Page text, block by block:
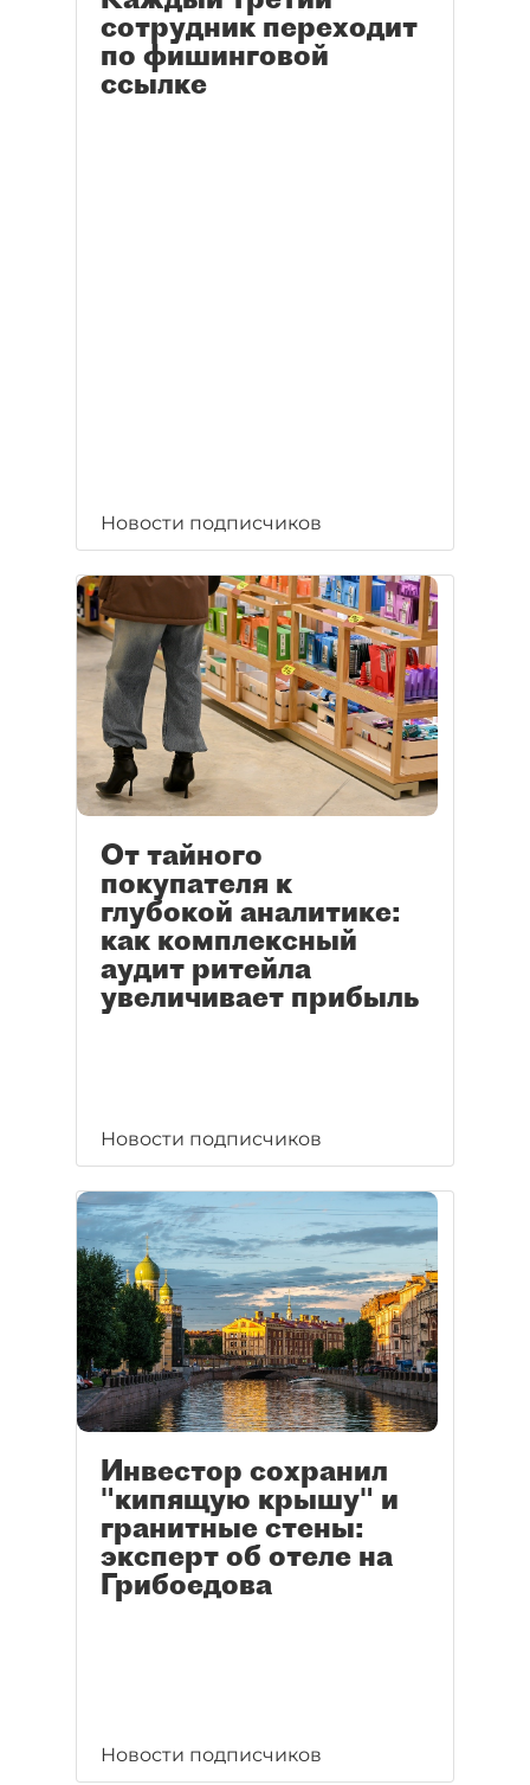
сотрудник переходит
по фишинговой
ссылке
Новости подписчиков
От тайного
покупателя к
глубокой аналитике:
как комплексный
аудит ритейла
увеличивает прибыль
Новости подписчиков
Инвестор сохранил
"кипящую крышу" и
гранитные стены:
эксперт об отеле на
Грибоедова
Новости подписчиков